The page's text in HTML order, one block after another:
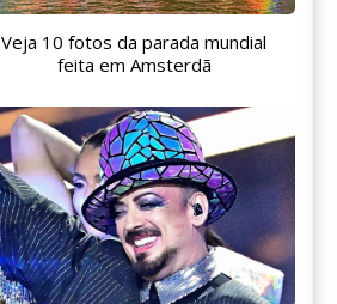
Veja 10 fotos da parada mundial
feita em Amsterdã